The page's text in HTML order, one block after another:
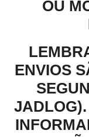
OU
ENVIOS